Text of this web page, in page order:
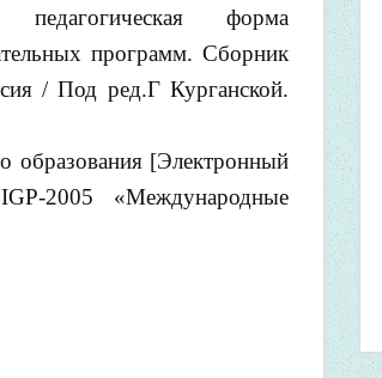
форма
программ. Сборник
/ Под ред.Г Курганской.
образования [Электронный
2005 «Международные